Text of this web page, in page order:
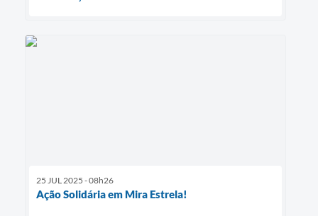
25 JUL 2025 - 08h26
Ação Solidária em Mira Estrela!